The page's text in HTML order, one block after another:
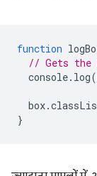
function
// Gets
console. log(
box.
}